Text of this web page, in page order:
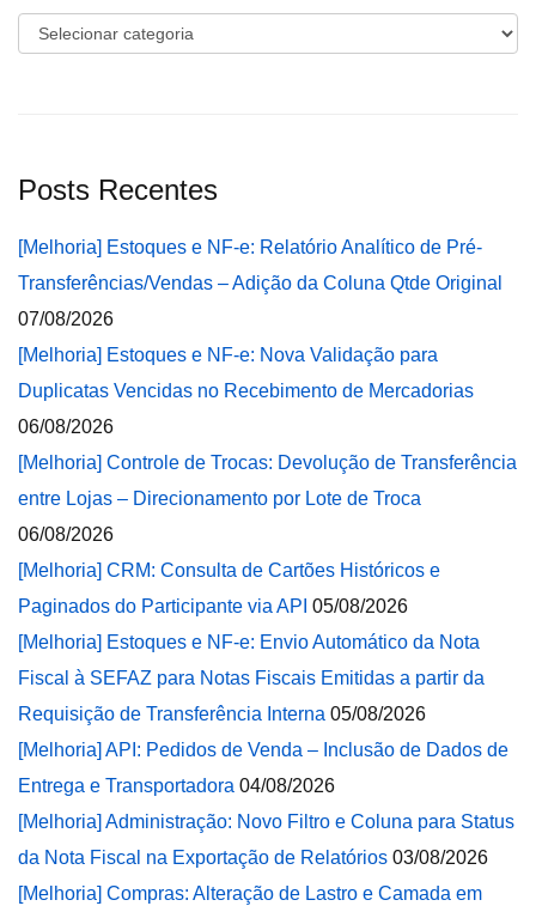
Categorias
Posts Recentes
[Melhoria] Estoques e NF-e: Relatório Analítico de Pré-
Transferências/Vendas – Adição da Coluna Qtde Original
07/08/2026
[Melhoria] Estoques e NF-e: Nova Validação para
Duplicatas Vencidas no Recebimento de Mercadorias
06/08/2026
[Melhoria] Controle de Trocas: Devolução de Transferência
entre Lojas – Direcionamento por Lote de Troca
06/08/2026
[Melhoria] CRM: Consulta de Cartões Históricos e
Paginados do Participante via API 05/08/2026
[Melhoria] Estoques e NF-e: Envio Automático da Nota
Fiscal à SEFAZ para Notas Fiscais Emitidas a partir da
Requisição de Transferência Interna 05/08/2026
[Melhoria] API: Pedidos de Venda – Inclusão de Dados de
Entrega e Transportadora 04/08/2026
[Melhoria] Administração: Novo Filtro e Coluna para Status
da Nota Fiscal na Exportação de Relatórios 03/08/2026
[Melhoria] Compras: Alteração de Lastro e Camada em